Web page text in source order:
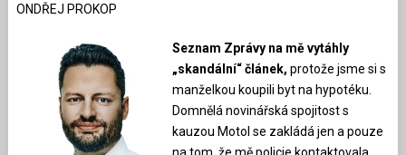
ONDŘEJ PROKOP
Seznam Zprávy na mě vytáhly
„skandální“ článek, protože jsme si s
manželkou koupili byt na hypotéku.
Domnělá novinářská spojitost s
kauzou Motol se zakládá jen a pouze
na tom, že mě policie kontaktovala